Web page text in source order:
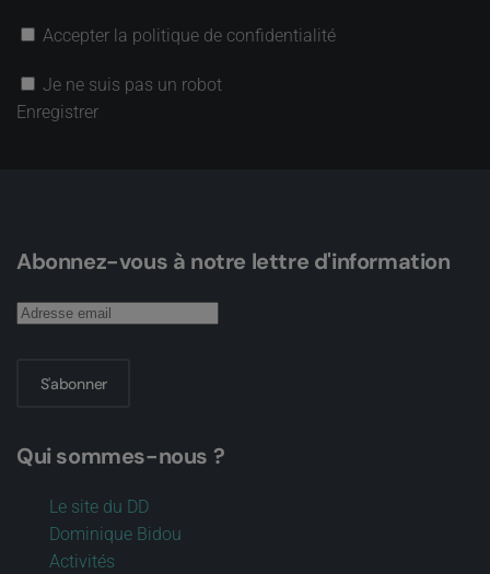
Accepter la politique de confidentialité
Je ne suis pas un robot
Enregistrer
Abonnez-vous à notre lettre d'information
S'abonner
Qui sommes-nous ?
Le site du DD
Dominique Bidou
Activités